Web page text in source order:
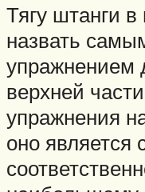
Тягу штанги
назвать
упражнением
верхней
упражнения
оно